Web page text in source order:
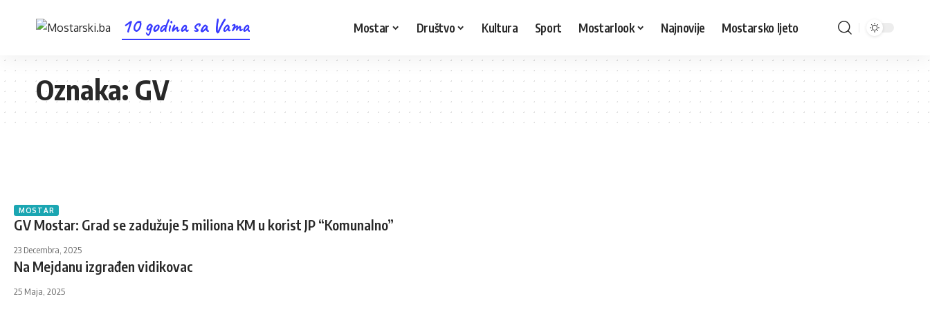
10 godina sa Vama Mostar Društvo Kultura Sport Mostarlook Najnovije Mostarsko ljeto
Oznaka:GV
MOSTAR
GV Mostar: Grad se zadužuje 5 miliona KM u korist JP “Komunalno”
23 Decembra, 2025
Na Mejdanu izgrađen vidikovac
25 Maja, 2025